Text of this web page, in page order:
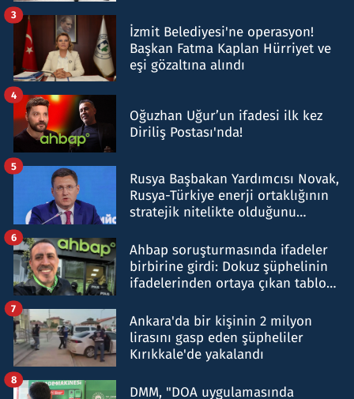
İzmit Belediyesi'ne operasyon!
Başkan Fatma Kaplan Hürriyet ve
eşi gözaltına alındı
3
Oğuzhan Uğur’un ifadesi ilk kez
Diriliş Postası'nda!
4
Rusya Başbakan Yardımcısı Novak,
Rusya-Türkiye enerji ortaklığının
stratejik nitelikte olduğunu
5
Ahbap soruşturmasında ifadeler
birbirine girdi: Dokuz şüphelinin
ifadelerinden ortaya çıkan tablo
6
Ankara'da bir kişinin 2 milyon
lirasını gasp eden şüpheliler
Kırıkkale'de yakalandı
7
DMM, "DOA uygulamasında
8